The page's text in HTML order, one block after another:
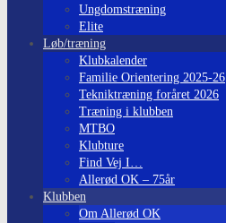
Ungdomstræning
Elite
Løb/træning
Klubkalender
Familie Orientering 2025-26
Tekniktræning foråret 2026
Træning i klubben
MTBO
Klubture
Find Vej I…
Allerød OK – 75år
Klubben
Om Allerød OK